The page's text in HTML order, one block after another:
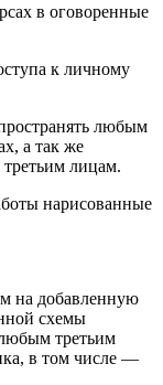
в оговоренные
к личному
любым
а так же
третьим лицам.
нарисованные
на добавленную
схемы
третьим
в том числе —